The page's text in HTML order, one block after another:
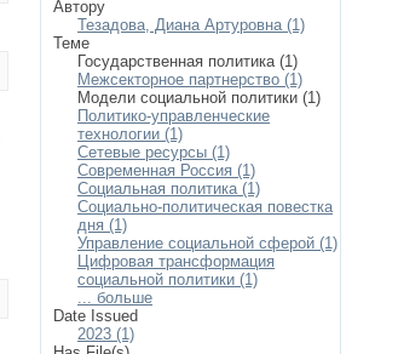
Автору
Тезадова, Диана Артуровна (1)
Теме
Государственная политика (1)
Межсекторное партнерство (1)
Модели социальной политики (1)
Политико-управленческие
технологии (1)
Сетевые ресурсы (1)
Современная Россия (1)
Социальная политика (1)
Социально-политическая повестка
дня (1)
Управление социальной сферой (1)
Цифровая трансформация
социальной политики (1)
... больше
Date Issued
2023 (1)